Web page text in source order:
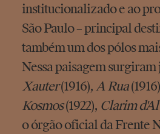
institucionalizado e ao
São Paulo – principal
também um dos pólos
Nessa paisagem
Xauter(1916),A Rua
Kosmos(1922), Clarim
o órgão oficial da Frente